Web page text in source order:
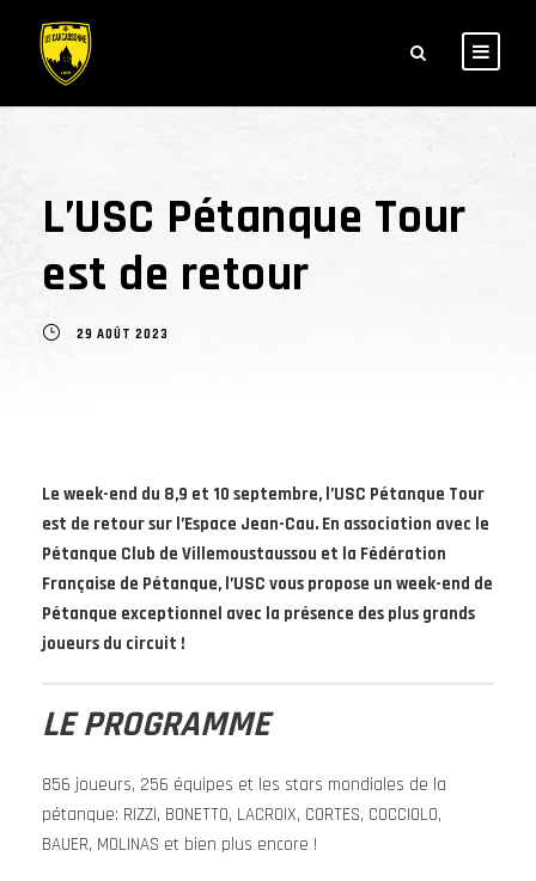
L’USC Pétanque Tour
est de retour
29 AOÛT 2023
Le week-end du 8,9 et 10 septembre, l’USC Pétanque Tour
est de retour sur l’Espace Jean-Cau. En association avec le
Pétanque Club de Villemoustaussou et la Fédération
Française de Pétanque, l’USC vous propose un week-end de
Pétanque exceptionnel avec la présence des plus grands
joueurs du circuit !
LE PROGRAMME
856 joueurs, 256 équipes et les stars mondiales de la
pétanque: RIZZI, BONETTO, LACROIX, CORTES, COCCIOLO,
BAUER, MOLINAS et bien plus encore !